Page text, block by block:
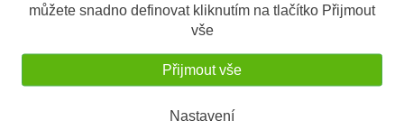
můžete snadno definovat kliknutím na tlačítko Přijmout
vše
Přijmout vše
Nastavení
Brzdové destičky GOLDf...
200 Kč
Brzdové destičky GOLDf...